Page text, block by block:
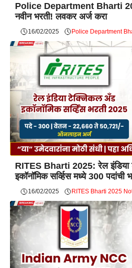
Police Department Bharti
नवीन भरती! लवकर अर्ज करा
16/02/2025 Police Department
RITES Bharti 2025: रेल
इकॉनॉमिक सर्व्हिस मध्ये 300 पदांची
16/02/2025 RITES Bharti 2025